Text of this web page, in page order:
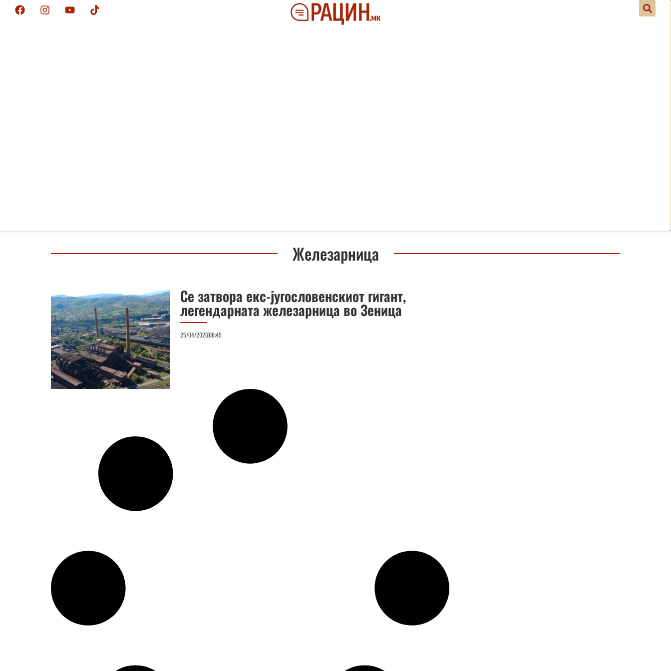
Железарница
Се затвора екс-југословенскиот гигант,
легендарната железарница во Зеница
25/04/202608:45